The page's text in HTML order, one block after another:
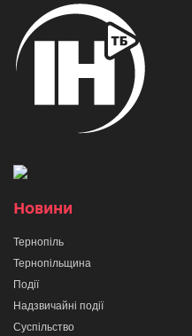
Новини
Тернопіль
Тернопільщина
Події
Надзвичайні події
Суспільство